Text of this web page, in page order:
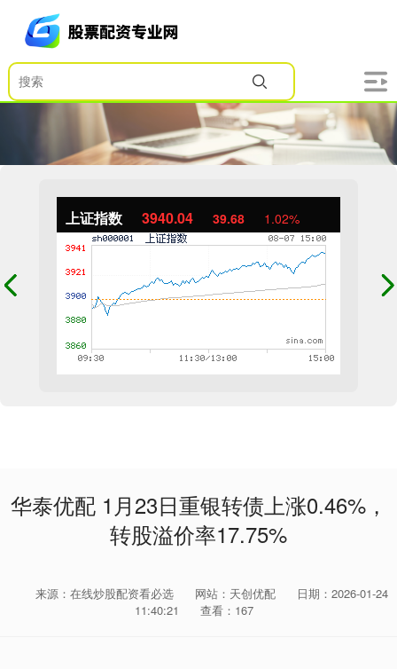
上证指数 3940.04 39.68 1.02%
华泰优配 1月23日重银转债上涨0.46%，
转股溢价率17.75%
来源：在线炒股配资看必选 网站：天创优配
日期：2026-01-24
11:40:21
查看：167